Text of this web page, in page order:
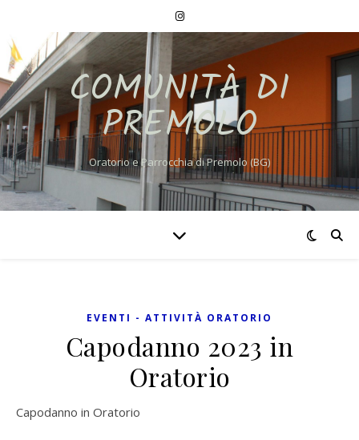
COMUNITÀ DI
PREMOLO
Oratorio e Parrocchia di Premolo (BG)
EVENTI - ATTIVITÀ ORATORIO
Capodanno 2023 in
Oratorio
Capodanno in Oratorio